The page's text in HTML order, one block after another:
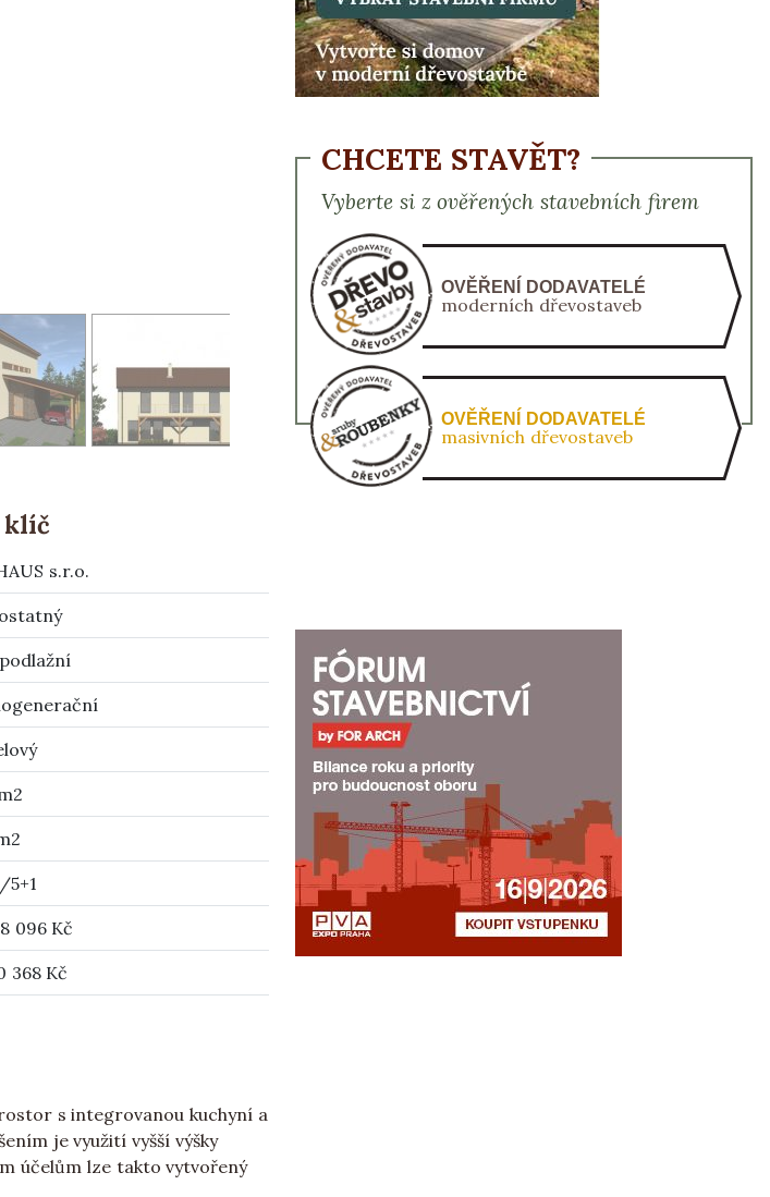
klíč
s.r.o.
5+1
096 Kč
368 Kč
s integrovanou kuchyní a
je využití vyšší výšky
účelům lze takto vytvořený
CHCETE STAVĚT?
Vyberte si z ověřených stavebních firem
OVĚŘENÍ DODAVATELÉ
moderních dřevostaveb
OVĚŘENÍ DODAVATELÉ
masivních dřevostaveb